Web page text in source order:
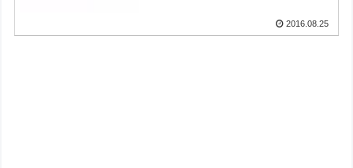
2016.08.25